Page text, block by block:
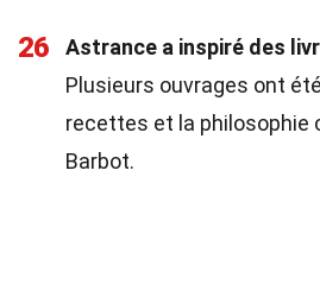
26 Astrance a inspiré des
Plusieurs ouvrages ont
recettes et la philosophie
Barbot.